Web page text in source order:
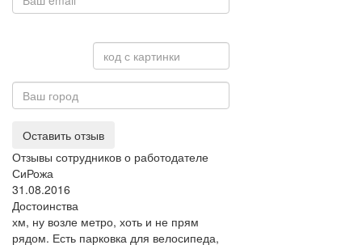
Оставить отзыв
Отзывы сотрудников о работодателе
СиРожа
31.08.2016
Достоинства
хм, ну возле метро, хоть и не прям
рядом. Есть парковка для велосипеда,